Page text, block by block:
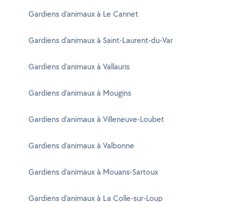
Gardiens d'animaux à Le Cannet
Gardiens d'animaux à Saint-Laurent-du-Var
Gardiens d'animaux à Vallauris
Gardiens d'animaux à Mougins
Gardiens d'animaux à Villeneuve-Loubet
Gardiens d'animaux à Valbonne
Gardiens d'animaux à Mouans-Sartoux
Gardiens d'animaux à La Colle-sur-Loup